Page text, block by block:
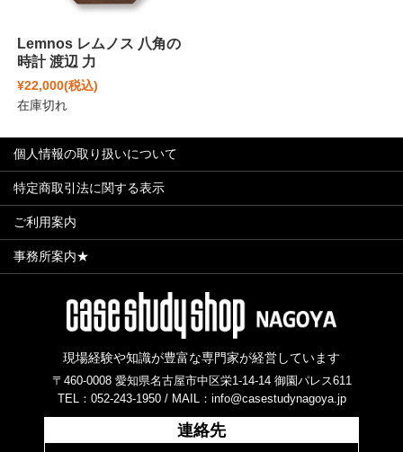
Lemnos レムノス 八角の
時計 渡辺 力
¥22,000(税込)
在庫切れ
個人情報の取り扱いについて
特定商取引法に関する表示
ご利用案内
事務所案内★
現場経験や知識が豊富な専門家が経営しています
〒460-0008 愛知県名古屋市中区栄1-14-14 御園パレス611
TEL：052-243-1950 / MAIL：info@casestudynagoya.jp
連絡先